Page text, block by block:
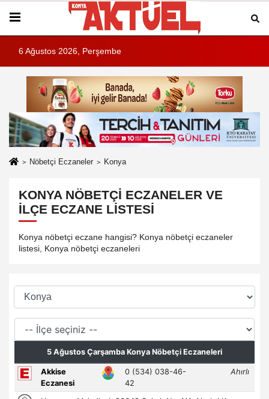
6 Ağustos 2026, Perşembe
Nöbetçi Eczaneler Konya
KONYA NÖBETÇI ECZANELER VE
İLÇE ECZANE LISTESI
Konya nöbetçi eczane hangisi? Konya nöbetçi eczaneler
listesi, Konya nöbetçi eczaneleri